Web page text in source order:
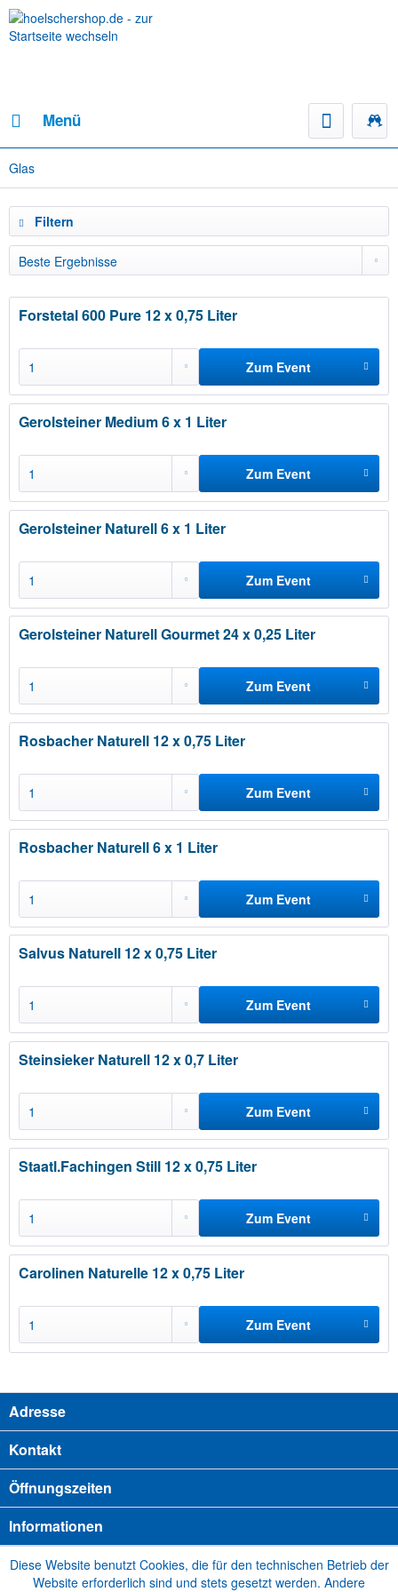
Menü
Glas
Filtern
Forstetal 600 Pure 12 x 0,75 Liter
Zum Event
hinzufügen
Gerolsteiner Medium 6 x 1 Liter
Zum Event
hinzufügen
Gerolsteiner Naturell 6 x 1 Liter
Zum Event
hinzufügen
Gerolsteiner Naturell Gourmet 24 x 0,25 Liter
Zum Event
hinzufügen
Rosbacher Naturell 12 x 0,75 Liter
Zum Event
hinzufügen
Rosbacher Naturell 6 x 1 Liter
Zum Event
hinzufügen
Salvus Naturell 12 x 0,75 Liter
Zum Event
hinzufügen
Steinsieker Naturell 12 x 0,7 Liter
Zum Event
hinzufügen
Staatl.Fachingen Still 12 x 0,75 Liter
Zum Event
hinzufügen
Carolinen Naturelle 12 x 0,75 Liter
Zum Event
hinzufügen
Adresse
Kontakt
Öffnungszeiten
Informationen
Diese Website benutzt Cookies, die für den technischen Betrieb der
Website erforderlich sind und stets gesetzt werden. Andere